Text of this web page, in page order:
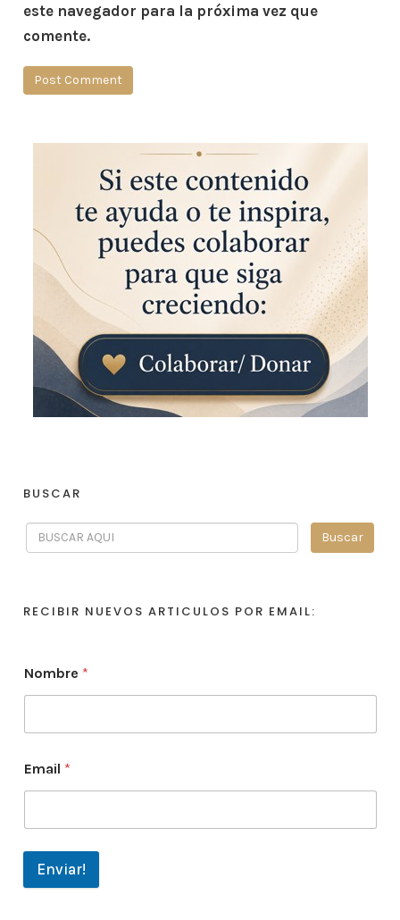
este navegador para la próxima vez que
comente.
BUSCAR
RECIBIR NUEVOS ARTICULOS POR EMAIL:
Nombre *
Email *
Enviar!